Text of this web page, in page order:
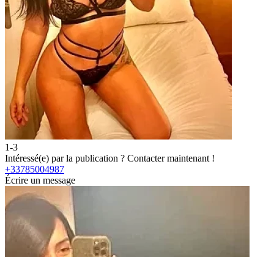
1-3
Intéressé(e) par la publication ? Contacter maintenant !
+33785004987
Écrire un message